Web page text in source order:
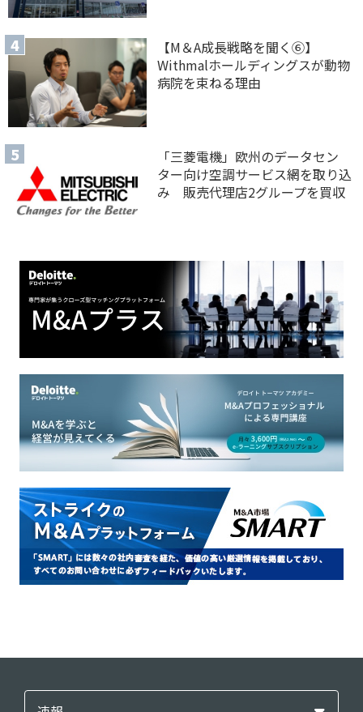
【M＆A 成長戦略を聞く⑥】
Withmalホールディングスが動物
病院を束ねる理由
「三菱電機」欧州のデータセン
ター向け空調サービス網を取り込
み 販売代理店2グループを買収